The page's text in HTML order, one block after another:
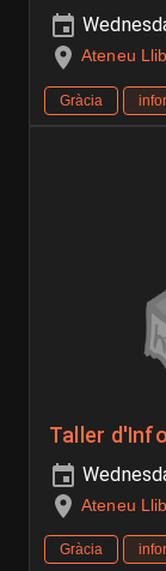
Ateneu
Gràcia
Taller
Ateneu
Gràcia